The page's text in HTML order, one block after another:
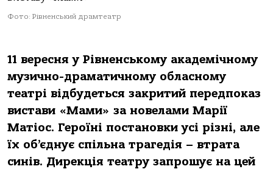
Фото: Рівненський драмтеатр
11 вересня у Рівненському академічному
музично-драматичному обласному
театрі відбудеться закритий передпоказ
вистави «Мами» за новелами Марії
Матіос. Героїні постановки усі різні, але
їх об’єднує спільна трагедія – втрата
синів. Дирекція театру запрошує на цей